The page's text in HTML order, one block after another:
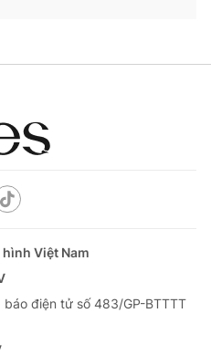
bên An
mới xuất hiện nhưng
khiến các anh của An